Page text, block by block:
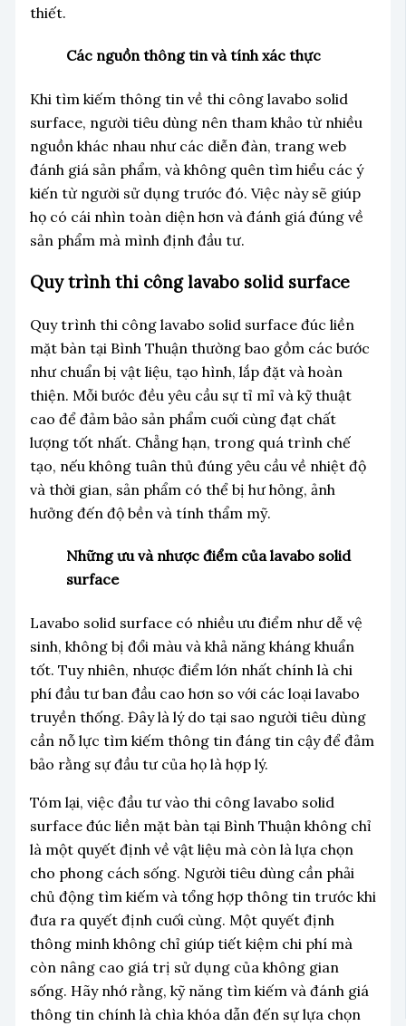
thiết.
Các nguồn thông tin và tính xác thực
Khi tìm kiếm thông tin về thi công lavabo solid
surface, người tiêu dùng nên tham khảo từ nhiều
nguồn khác nhau như các diễn đàn, trang web
đánh giá sản phẩm, và không quên tìm hiểu các ý
kiến từ người sử dụng trước đó. Việc này sẽ giúp
họ có cái nhìn toàn diện hơn và đánh giá đúng về
sản phẩm mà mình định đầu tư.
Quy trình thi công lavabo solid surface
Quy trình thi công lavabo solid surface đúc liền
mặt bàn tại Bình Thuận thường bao gồm các bước
như chuẩn bị vật liệu, tạo hình, lắp đặt và hoàn
thiện. Mỗi bước đều yêu cầu sự tỉ mỉ và kỹ thuật
cao để đảm bảo sản phẩm cuối cùng đạt chất
lượng tốt nhất. Chẳng hạn, trong quá trình chế
tạo, nếu không tuân thủ đúng yêu cầu về nhiệt độ
và thời gian, sản phẩm có thể bị hư hỏng, ảnh
hưởng đến độ bền và tính thẩm mỹ.
Những ưu và nhược điểm của lavabo solid
surface
Lavabo solid surface có nhiều ưu điểm như dễ vệ
sinh, không bị đổi màu và khả năng kháng khuẩn
tốt. Tuy nhiên, nhược điểm lớn nhất chính là chi
phí đầu tư ban đầu cao hơn so với các loại lavabo
truyền thống. Đây là lý do tại sao người tiêu dùng
cần nỗ lực tìm kiếm thông tin đáng tin cậy để đảm
bảo rằng sự đầu tư của họ là hợp lý.
Tóm lại, việc đầu tư vào thi công lavabo solid
surface đúc liền mặt bàn tại Bình Thuận không chỉ
là một quyết định về vật liệu mà còn là lựa chọn
cho phong cách sống. Người tiêu dùng cần phải
chủ động tìm kiếm và tổng hợp thông tin trước khi
đưa ra quyết định cuối cùng. Một quyết định
thông minh không chỉ giúp tiết kiệm chi phí mà
còn nâng cao giá trị sử dụng của không gian
sống. Hãy nhớ rằng, kỹ năng tìm kiếm và đánh giá
thông tin chính là chìa khóa dẫn đến sự lựa chọn